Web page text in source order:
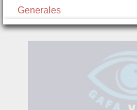
Generales